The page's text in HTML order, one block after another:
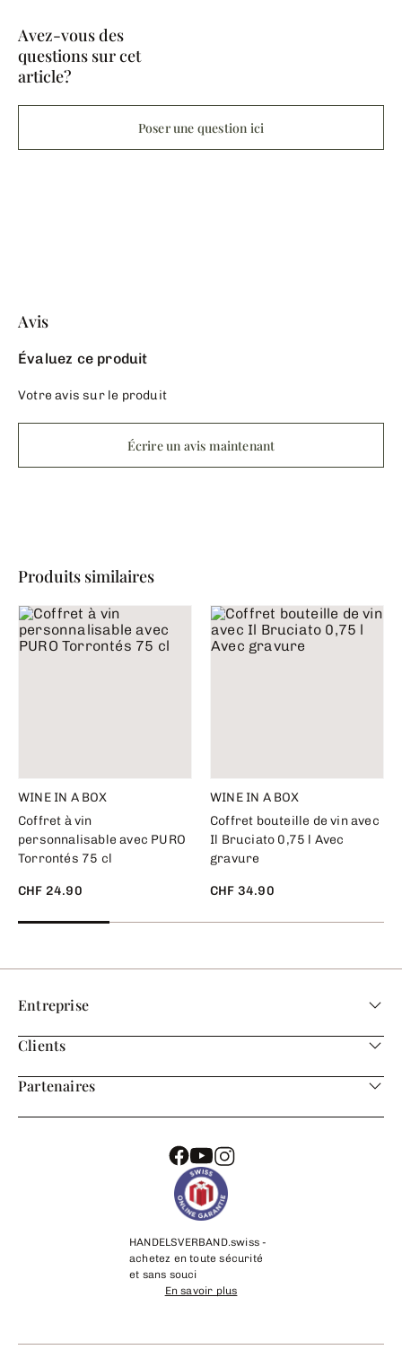
Avez-vous des
questions sur cet
article?
Poser une question ici
Avis
Évaluez ce produit
Votre avis sur le produit
Écrire un avis maintenant
Produits similaires
WINE IN A BOX
Coffret à vin
personnalisable avec PURO
Torrontés 75 cl
CHF 24.90
WINE IN A BOX
Coffret bouteille de vin avec
Il Bruciato 0,75 l Avec
gravure
CHF 34.90
Entreprise
Clients
Partenaires
HANDELSVERBAND.swiss -
achetez en toute sécurité
et sans souci
En savoir plus